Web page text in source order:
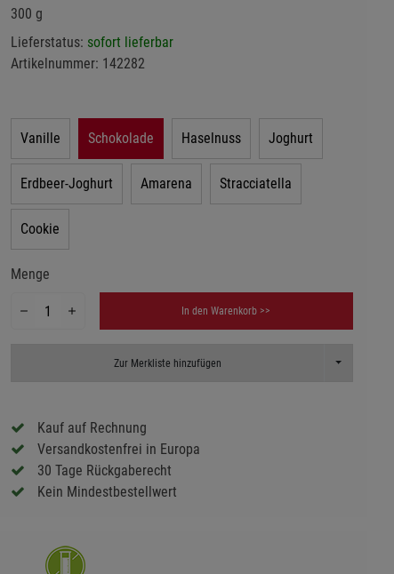
300 g
Lieferstatus: sofort lieferbar
Artikelnummer: 142282
Vanille Schokolade Haselnuss Joghurt
Erdbeer-Joghurt Amarena Stracciatella
Cookie
Menge
In den Warenkorb >>
Zur Merkliste hinzufügen Toggle
Kauf auf Rechnung
Versandkostenfrei in Europa
30 Tage Rückgaberecht
Kein Mindestbestellwert